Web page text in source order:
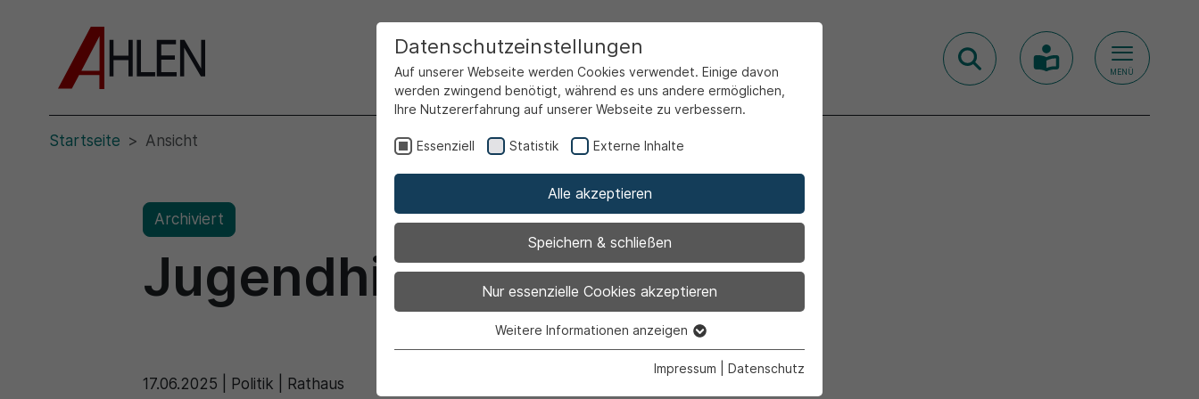
MENÜ
Startseite Ansicht
Archiviert
Jugendhilfeausschuss
17.06.2025 Politik | Rathaus
Datenschutzeinstellungen
Auf unserer Webseite werden Cookies verwendet. Einige davon
werden zwingend benötigt, während es uns andere ermöglichen,
Ihre Nutzererfahrung auf unserer Webseite zu verbessern.
Essenziell Statistik Externe Inhalte
Alle akzeptieren
Speichern & schließen
Nur essenzielle Cookies akzeptieren
Essenzielle Cookies werden für grundlegende Funktionen der
Weitere Informationen anzeigen
Impressum Datenschutz